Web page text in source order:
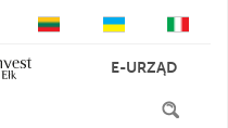
E-URZĄD